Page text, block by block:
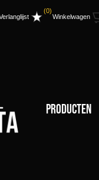
(0)
Winkelwagen
Producten